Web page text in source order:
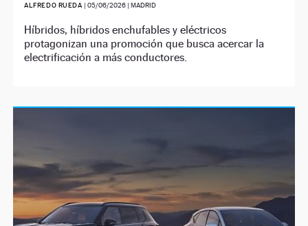
ALFREDO RUEDA | 05/06/2026| MADRID
Híbridos, híbridos enchufables y eléctricos
protagonizan una promoción que busca acercar la
electrificación a más conductores.